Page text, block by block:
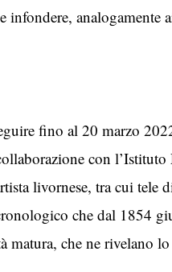
infondere, analogamente
fino al 20 marzo
con
livornese, tra cui tele
che dal 1854
matura, che ne rivelano